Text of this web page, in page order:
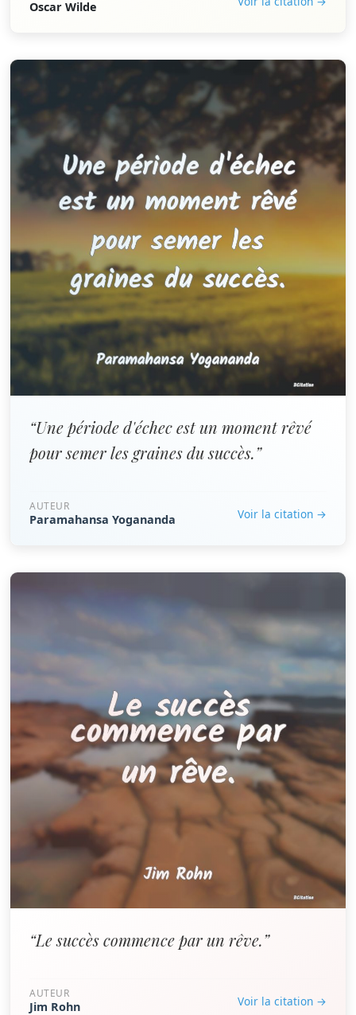
Oscar Wilde
“Une période d'échec est un moment rêvé
pour semer les graines du succès.”
AUTEUR
Paramahansa Yogananda Voir la citation →
“Le succès commence par un rêve.”
AUTEUR
Jim Rohn Voir la citation →